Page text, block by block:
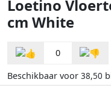
Loetino
cm White
0
Beschikbaar voor 38,50